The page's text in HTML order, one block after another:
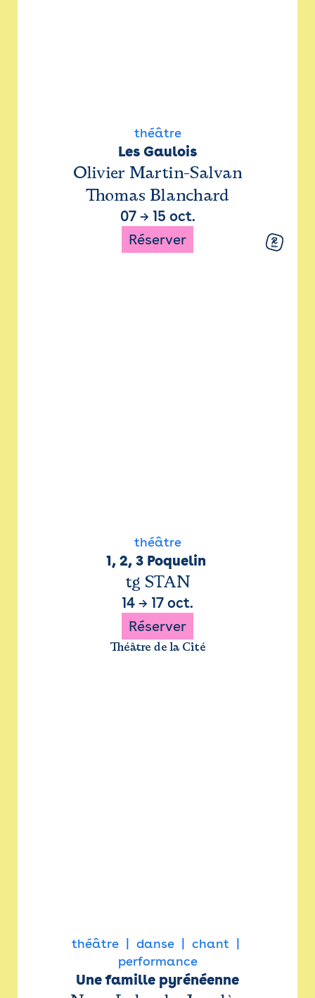
théâtre
Les Gaulois
Olivier Martin-Salvan
Thomas Blanchard
07→ 15 oct.
Réserver
théâtre
1, 2, 3 Poquelin
tg STAN
14 → 17 oct.
Réserver
Théâtre de la Cité
théâtre danse
chant
performance
Une famille pyrénéenne